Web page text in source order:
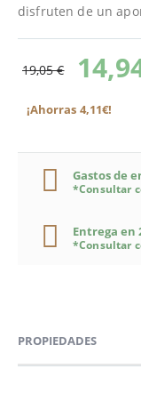
disfruten de un
19,05 €
¡Ahorras 4,11€!
Gastos de
*Consultar
Entrega en
*Consultar
PROPIEDADES